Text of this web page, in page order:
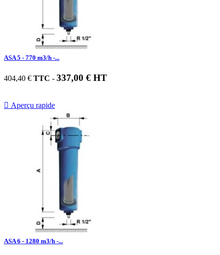
ASA 5 - 770 m3/h -...
404,40 € TTC - 337,00 € HT
 Aperçu rapide
ASA 6 - 1280 m3/h -...